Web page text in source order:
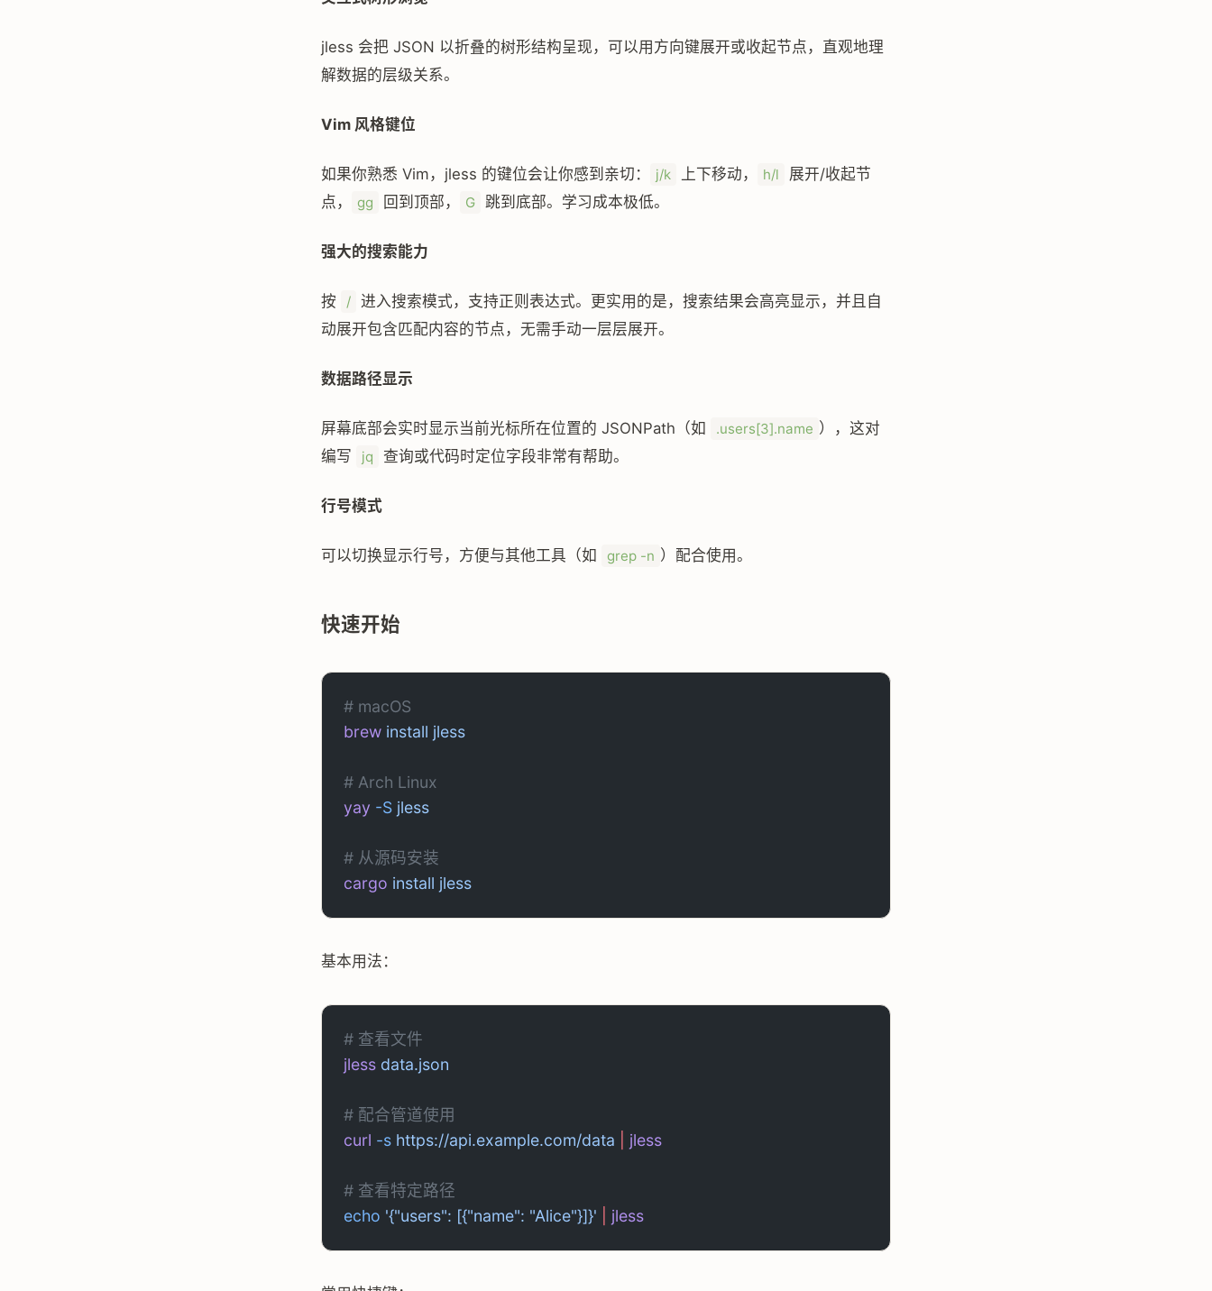
jless 会把 JSON 以折叠的树形结构呈现，可以用方向键展开或收起节点，直观地理
解数据的层级关系。
Vim 风格键位
如果你熟悉 Vim，jless 的键位会让你感到亲切： j/k 上下移动， h/l
展开/收起节
点，
gg 回到顶部， G 跳到底部。学习成本极低。
强大的搜索能力
按 / 进入搜索模式，支持正则表达式。更实用的是，搜索结果会高亮显示，并且自
动展开包含匹配内容的节点，无需手动一层层展开。
数据路径显示
屏幕底部会实时显示当前光标所在位置的 JSONPath（如 .users[3].name ），这对
编写
jq 查询或代码时定位字段非常有帮助。
行号模式
可以切换显示行号，方便与其他工具（如 grep -n ）配合使用。
快速开始
# macOS
brew install jless
# Arch Linux
yay -S jless
# 从源码安装
cargo install jless
基本用法：
# 查看文件
jless data.json
# 配合管道使用
curl -s https://api.example.com/data jless
# 查看特定路径
echo '{"users": [{"name": "Alice"}]}' jless